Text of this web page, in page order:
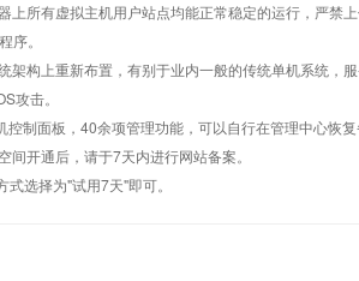
上所有虚拟主机用户站点均能正常稳定的运行，严禁
序。
架构上重新布置，有别于业内一般的传统单机系统，
攻击。
控制面板，40余项管理功能，可以自行在管理中心恢
间开通后，请于7天内进行网站备案。
选择为"试用7天"即可。